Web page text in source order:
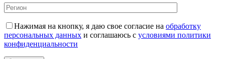
Нажимая на кнопку, я даю свое согласие на обработку
персональных данных и соглашаюсь с условиями политики
конфиденциальности